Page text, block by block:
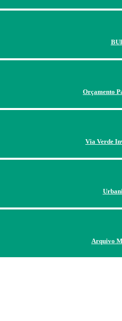
Orçamento
Via Verde
Arquivo